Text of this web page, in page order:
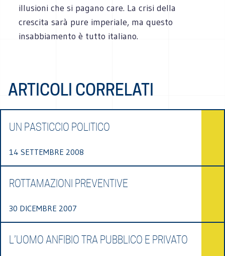
illusioni che si pagano care. La crisi della
crescita sarà pure imperiale, ma questo
insabbiamento è tutto italiano.
ARTICOLI CORRELATI
UN PASTICCIO POLITICO
14 SETTEMBRE 2008
ROTTAMAZIONI PREVENTIVE
30 DICEMBRE 2007
L’UOMO ANFIBIO TRA PUBBLICO E PRIVATO